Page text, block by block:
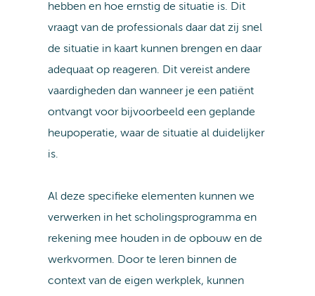
hebben en hoe ernstig de situatie is. Dit
vraagt van de professionals daar dat zij snel
de situatie in kaart kunnen brengen en daar
adequaat op reageren. Dit vereist andere
vaardigheden dan wanneer je een patiënt
ontvangt voor bijvoorbeeld een geplande
heupoperatie, waar de situatie al duidelijker
is.
Al deze specifieke elementen kunnen we
verwerken in het scholingsprogramma en
rekening mee houden in de opbouw en de
werkvormen. Door te leren binnen de
context van de eigen werkplek, kunnen